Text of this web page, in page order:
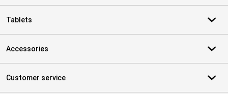
Tablets
Accessories
Customer service